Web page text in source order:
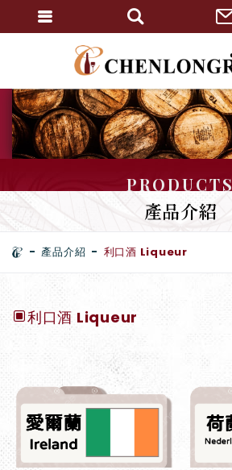
PRODUCTS
產品介紹
產品介紹 利口酒 Liqueur
利口酒 Liqueur